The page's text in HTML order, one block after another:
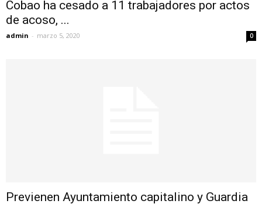
Cobao ha cesado a 11 trabajadores por actos
de acoso, ...
admin - marzo 5, 2020 0
Previenen Ayuntamiento capitalino y Guardia